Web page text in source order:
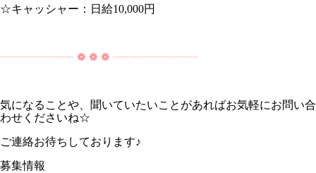
☆キャッシャー：日給10,000円
┈┈┈┈┈┈┈ ❁ ❁ ❁ ┈┈┈┈┈┈┈┈
気になることや、聞いていたいことがあればお気軽にお問い合
わせくださいね☆
ご連絡お待ちしております♪
募集情報